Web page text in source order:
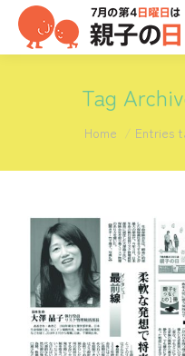
Tag
You are here:
Home Entries